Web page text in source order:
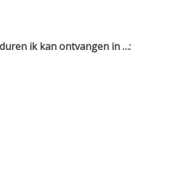
ik kan ontvangen in …: